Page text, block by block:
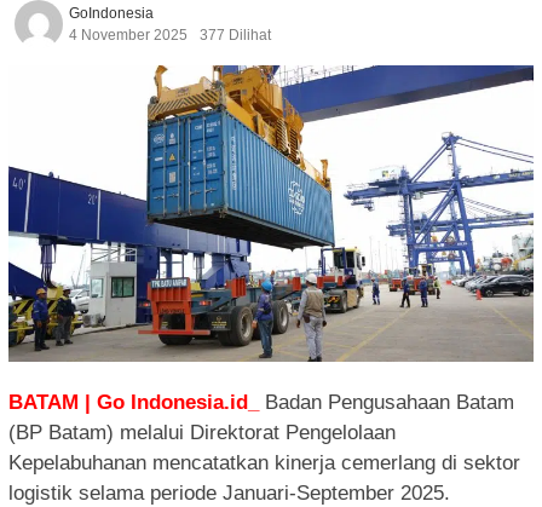
GoIndonesia
4 November 2025
377 Dilihat
BATAM | Go Indonesia.id_
Badan Pengusahaan Batam
(BP Batam) melalui Direktorat Pengelolaan
Kepelabuhanan mencatatkan kinerja cemerlang di sektor
logistik selama periode Januari-September 2025.